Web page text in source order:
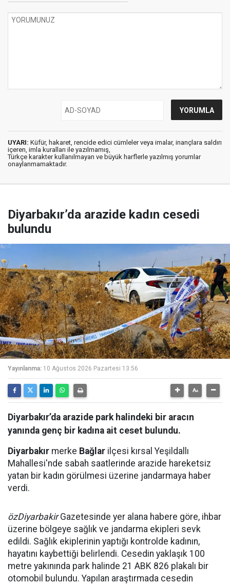
UYARI: Küfür, hakaret, rencide edici cümleler veya imalar, inançlara saldırı
içeren, imla kuralları ile yazılmamış,
Türkçe karakter kullanılmayan ve büyük harflerle yazılmış yorumlar
onaylanmamaktadır.
Diyarbakır’da arazide kadın cesedi
bulundu
Yayınlanma: 10 Ağustos 2026 Pazartesi 13:56
Diyarbakır’da arazide park halindeki bir aracın
yanında genç bir kadına ait ceset bulundu.
Diyarbakır merke Bağlar ilçesi kırsal Yeşildallı
Mahallesi'nde sabah saatlerinde arazide hareketsiz
yatan bir kadın görülmesi üzerine jandarmaya haber
verdi.
özDiyarbakirGazetesinde yer alana habere göre, ihbar
üzerine bölgeye sağlık ve jandarma ekipleri sevk
edildi. Sağlık ekiplerinin yaptığı kontrolde kadının,
hayatını kaybettiği belirlendi. Cesedin yaklaşık 100
metre yakınında park halinde 21 ABK 826 plakalı bir
otomobil bulundu. Yapılan araştırmada cesedin